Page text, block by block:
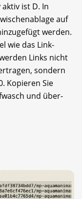
aktiv ist D. In
auf
werden.
wie das Link­
Links nicht
sondern
Kopieren Sie
und über­